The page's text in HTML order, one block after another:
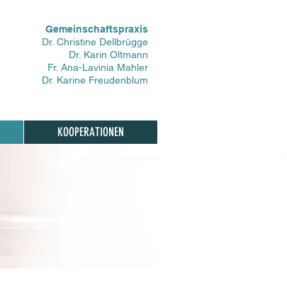
Gemeinschaftspraxis
Dr. Christine Dellbrügge
Dr. Karin Oltmann
Fr. Ana-Lavinia Mahler
Dr. Karine Freudenblum
KOOPERATIONEN